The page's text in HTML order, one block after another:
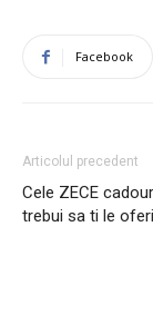
Facebook
Articolul precedent
Cele ZECE
trebui sa ti le